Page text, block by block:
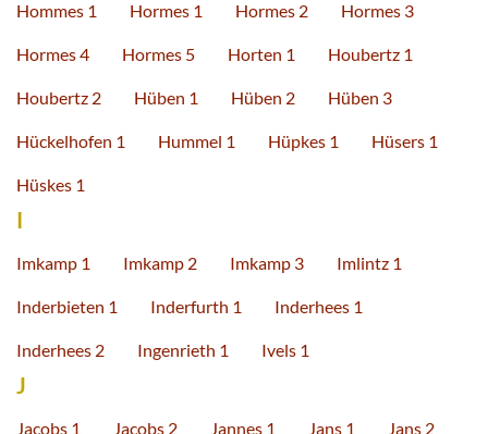
Hommes 1 Hormes 1 Hormes 2 Hormes 3
Hormes 4 Hormes 5 Horten 1 Houbertz 1
Houbertz 2 Hüben 1 Hüben 2 Hüben 3
Hückelhofen 1 Hummel 1 Hüpkes 1 Hüsers 1
Hüskes 1
I
Imkamp 1 Imkamp 2 Imkamp 3 Imlintz 1
Inderbieten 1 Inderfurth 1 Inderhees 1
Inderhees 2 Ingenrieth 1 Ivels 1
J
Jacobs 1 Jacobs 2 Jannes 1 Jans 1 Jans 2